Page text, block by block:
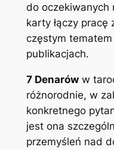
do oczekiwanych
karty łączy pracę
częstym
publikacjach.
7 Denaróww
różnorodnie, w
konkretnego
jest ona
przemyśleń nad